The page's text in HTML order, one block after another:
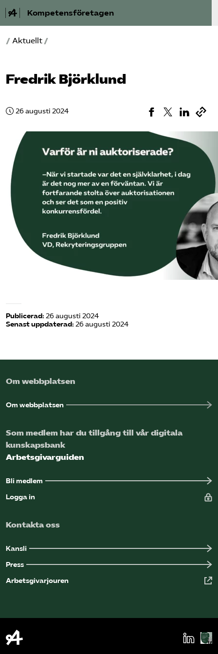
Kompetensföretagen
Aktuellt
Våra frågor
Kurser och aktiviteter
Om oss
Webbutik
Bli medlem
In english
/ Aktuellt /
Fredrik Björklund
26 augusti 2024
Publicerad: 26 augusti 2024
Senast uppdaterad: 26 augusti 2024
Om webbplatsen
Om webbplatsen
Som medlem har du tillgång till vår digitala
kunskapsbank
Arbetsgivarguiden
Bli medlem
Logga in
Kontakta oss
Kansli
Press
Arbetsgivarjouren